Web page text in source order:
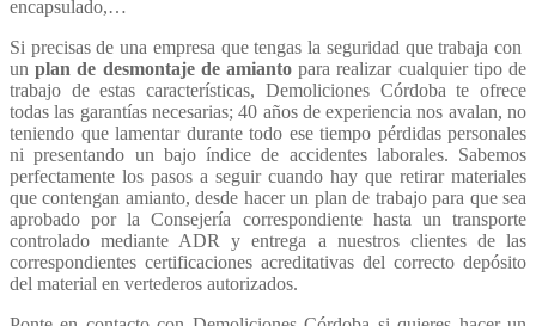
encapsulado,…
Si precisas de una empresa que tengas la seguridad que trabaja con
unplan de desmontaje de amianto para realizar cualquier tipo de
trabajo de estas características, Demoliciones Córdoba te ofrece
todas las garantías necesarias; 40 años de experiencia nos avalan, no
teniendo que lamentar durante todo ese tiempo pérdidas personales
ni presentando un bajo índice de accidentes laborales. Sabemos
perfectamente los pasos a seguir cuando hay que retirar materiales
que contengan amianto, desde hacer un plan de trabajo para que sea
aprobado por la Consejería correspondiente hasta un transporte
controlado mediante ADR y entrega a nuestros clientes de las
correspondientes certificaciones acreditativas del correcto depósito
del material en vertederos autorizados.